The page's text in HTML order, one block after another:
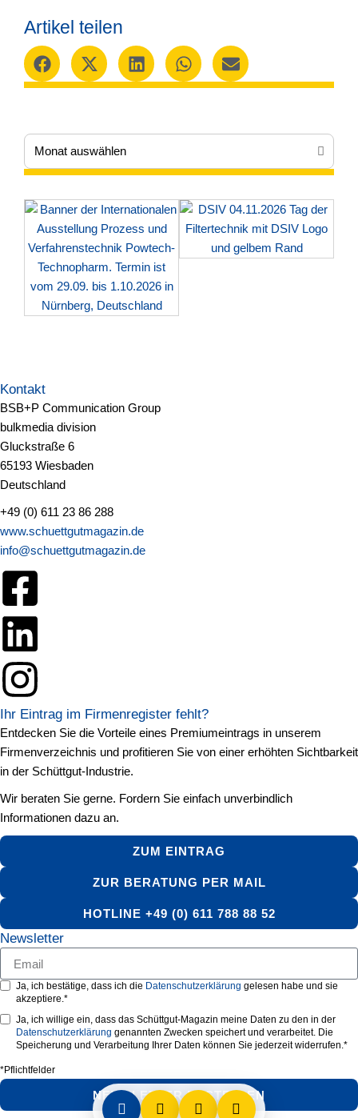
Artikel teilen
Kontakt
BSB+P Communication Group
bulkmedia division
Gluckstraße 6
65193 Wiesbaden
Deutschland
+49 (0) 611 23 86 288
www.schuettgutmagazin.de
info@schuettgutmagazin.de
Ihr Eintrag im Firmenregister fehlt?
Entdecken Sie die Vorteile eines Premiumeintrags in unserem
Firmenverzeichnis und profitieren Sie von einer erhöhten Sichtbarkeit
in der Schüttgut-Industrie.
Wir beraten Sie gerne. Fordern Sie einfach unverbindlich
Informationen dazu an.
ZUM EINTRAG
ZUR BERATUNG PER MAIL
HOTLINE +49 (0) 611 788 88 52
Newsletter
Ja, ich bestätige, dass ich die Datenschutzerklärung gelesen habe und sie
akzeptiere.*
Ja, ich willige ein, dass das Schüttgut-Magazin meine Daten zu den in der
Datenschutzerklärung genannten Zwecken speichert und verarbeitet. Die
Speicherung und Verarbeitung Ihrer Daten können Sie jederzeit widerrufen.*
*Pflichtfelder
NEWSLETTER BESTELLEN